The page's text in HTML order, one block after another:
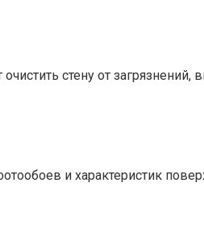
стену от загрязнений,
и характеристик